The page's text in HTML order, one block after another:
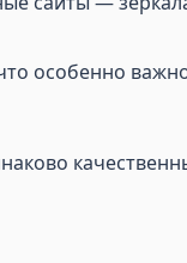
особенно